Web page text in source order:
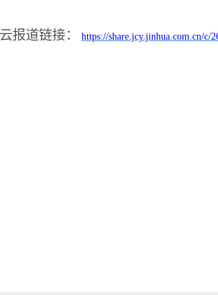
报道链接： https://share.jcy.jinhua.com.cn/c/